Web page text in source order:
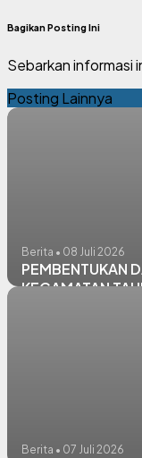
Bagikan Posting Ini
Sebarkan informasi
Posting Lainnya
Berita • 08 Juli 2026
PEMBENTUKAN
KECAMATAN
Berita • 07 Juli 2026